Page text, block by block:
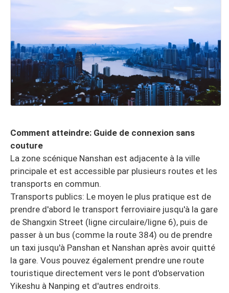
Comment atteindre: Guide de connexion sans
couture
La zone scénique Nanshan est adjacente à la ville
principale et est accessible par plusieurs routes et les
transports en commun.
Transports publics: Le moyen le plus pratique est de
prendre d'abord le transport ferroviaire jusqu'à la gare
de Shangxin Street (ligne circulaire/ligne 6), puis de
passer à un bus (comme la route 384) ou de prendre
un taxi jusqu'à Panshan et Nanshan après avoir quitté
la gare. Vous pouvez également prendre une route
touristique directement vers le pont d'observation
Yikeshu à Nanping et d'autres endroits.